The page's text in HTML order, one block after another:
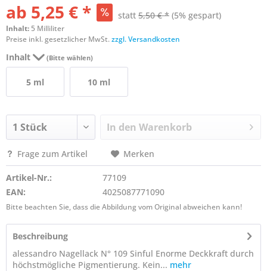
ab 5,25 € * statt 5,50 € * (5% gespart)
Inhalt: 5 Milliliter
Preise inkl. gesetzlicher MwSt.zzgl. Versandkosten
Inhalt (Bitte wählen)
5 ml 10 ml
In den Warenkorb
Frage zum Artikel Merken
Artikel-Nr.:
77109
EAN:
4025087771090
Bitte beachten Sie, dass die Abbildung vom Original abweichen kann!
Beschreibung
alessandro Nagellack N° 109 Sinful Enorme Deckkraft durch
höchstmögliche Pigmentierung. Kein... mehr